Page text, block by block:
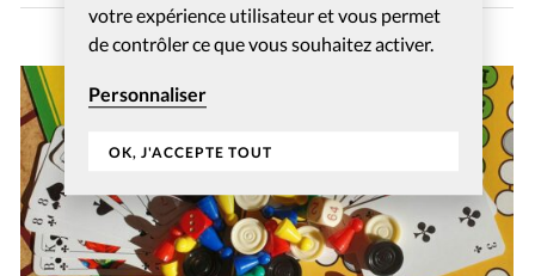
votre expérience utilisateur et vous permet
de contrôler ce que vous souhaitez activer.
Personnaliser
OK, J'ACCEPTE TOUT